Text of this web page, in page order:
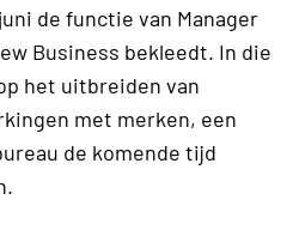
de functie van Manager
Business bekleedt. In die
het uitbreiden van
met merken, een
de komende tijd